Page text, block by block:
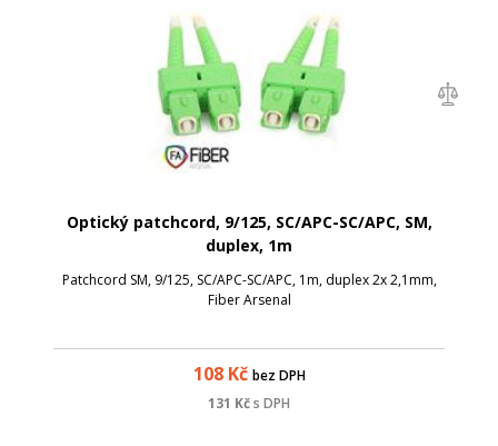
Optický patchcord, 9/125, SC/APC-SC/APC, SM,
duplex, 1m
Patchcord SM, 9/125, SC/APC-SC/APC, 1m, duplex 2x 2,1mm,
Fiber Arsenal
108Kč bez DPH
131 Kčs DPH